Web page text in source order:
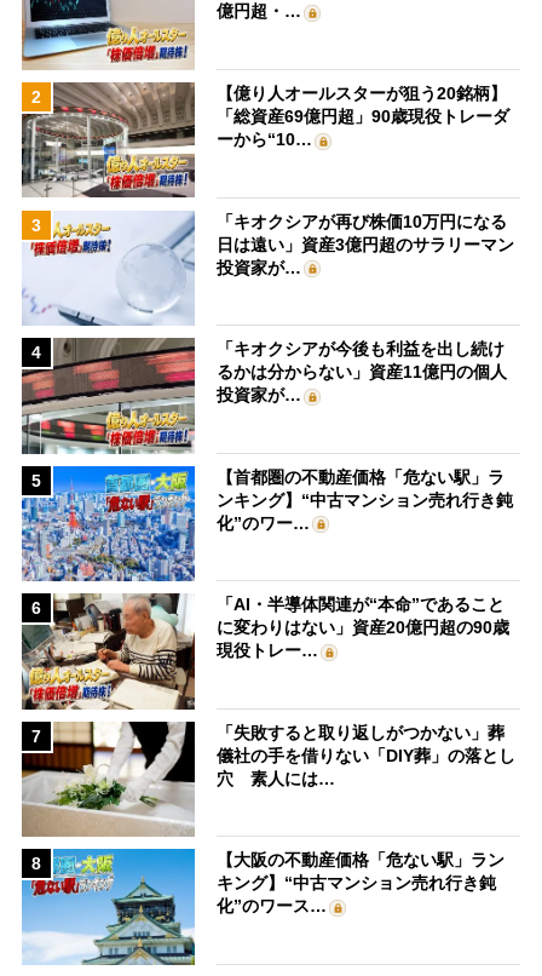
億円超・…
2
【億り人オールスターが狙う20銘柄】
「総資産69億円超」90歳現役トレーダ
ーから“10…
3
「キオクシアが再び株価10万円になる
日は遠い」資産3億円超のサラリーマン
投資家が…
4
「キオクシアが今後も利益を出し続け
るかは分からない」資産11億円の個人
投資家が…
5
【首都圏の不動産価格「危ない駅」ラ
ンキング】“中古マンション売れ行き鈍
化”のワー…
6
「AI・半導体関連が“本命”であること
に変わりはない」資産20億円超の90歳
現役トレー…
7
「失敗すると取り返しがつかない」葬
儀社の手を借りない「DIY葬」の落とし
穴 素人には…
8
【大阪の不動産価格「危ない駅」ラン
キング】“中古マンション売れ行き鈍
化”のワース…